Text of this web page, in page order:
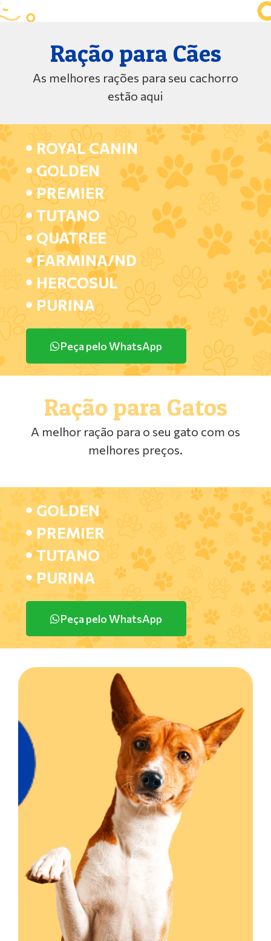
Ração para Cães
As melhores rações para seu cachorro
estão aqui
ROYAL CANIN
GOLDEN
PREMIER
TUTANO
QUATREE
FARMINA/ND
HERCOSUL
PURINA
Peça pelo WhatsApp
Ração para Gatos
A melhor ração para o seu gato com os
melhores preços.
GOLDEN
PREMIER
TUTANO
PURINA
Peça pelo WhatsApp